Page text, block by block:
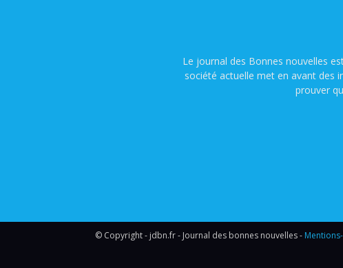
Le journal des Bonnes nouvelles
société actuelle met en avant des
prouver
© Copyright - jdbn.fr - Journal des bonnes nouvelles -